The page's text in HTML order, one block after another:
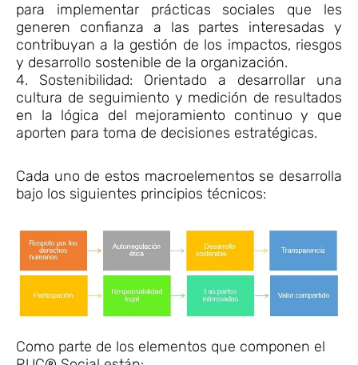
para implementar prácticas sociales que les
generen confianza a las partes interesadas y
contribuyan a la gestión de los impactos, riesgos
y desarrollo sostenible de la organización.
4. Sostenibilidad: Orientado a desarrollar una
cultura de seguimiento y medición de resultados
en la lógica del mejoramiento continuo y que
aporten para toma de decisiones estratégicas.
Cada uno de estos macroelementos se desarrolla
bajo los siguientes principios técnicos:
Como parte de los elementos que componen el